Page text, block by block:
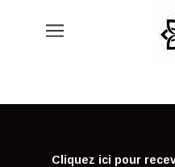
Cliquez ici pour